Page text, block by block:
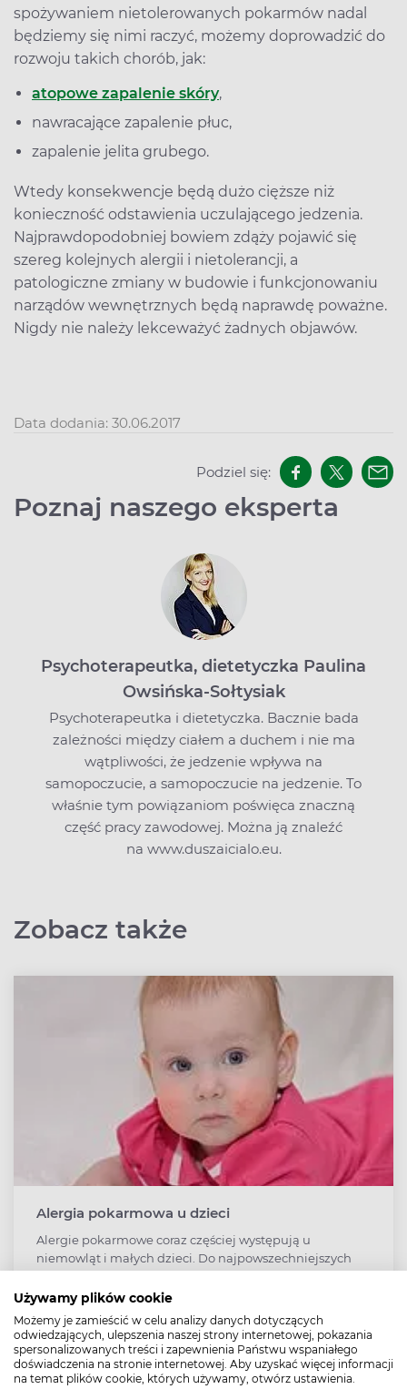
Używamy plików cookie
Możemy je zamieścić w celu analizy danych dotyczących
odwiedzających, ulepszenia naszej strony internetowej, pokazania
spersonalizowanych treści i zapewnienia Państwu wspaniałego
doświadczenia na stronie internetowej. Aby uzyskać więcej informacji
na temat plików cookie, których używamy, otwórz ustawienia.
spożywaniem nietolerowanych pokarmów nadal
będziemy się nimi raczyć, możemy doprowadzić do
rozwoju takich chorób, jak:
atopowe zapalenie skóry,
nawracające zapalenie płuc,
zapalenie jelita grubego.
Wtedy konsekwencje będą dużo cięższe niż
konieczność odstawienia uczulającego jedzenia.
Najprawdopodobniej bowiem zdąży pojawić się
szereg kolejnych alergii i nietolerancji, a
patologiczne zmiany w budowie i funkcjonowaniu
narządów wewnętrznych będą naprawdę poważne.
Nigdy nie należy lekceważyć żadnych objawów.
Data dodania: 30.06.2017
Podziel się:
Poznaj naszego eksperta
Psychoterapeutka, dietetyczka Paulina
Owsińska-Sołtysiak
Psychoterapeutka i dietetyczka. Bacznie bada
zależności między ciałem a duchem i nie ma
wątpliwości, że jedzenie wpływa na
samopoczucie, a samopoczucie na jedzenie. To
właśnie tym powiązaniom poświęca znaczną
część pracy zawodowej. Można ją znaleźć
na www.duszaicialo.eu.
Zobacz także
Alergia pokarmowa u dzieci
Alergie pokarmowe coraz częściej występują u
niemowląt i małych dzieci. Do najpowszechniejszych
orzechy, ryby, skorupiaki i mięczaki. Jakie są objawy
alergii i czy można im w jakiś sposób zapobiec?